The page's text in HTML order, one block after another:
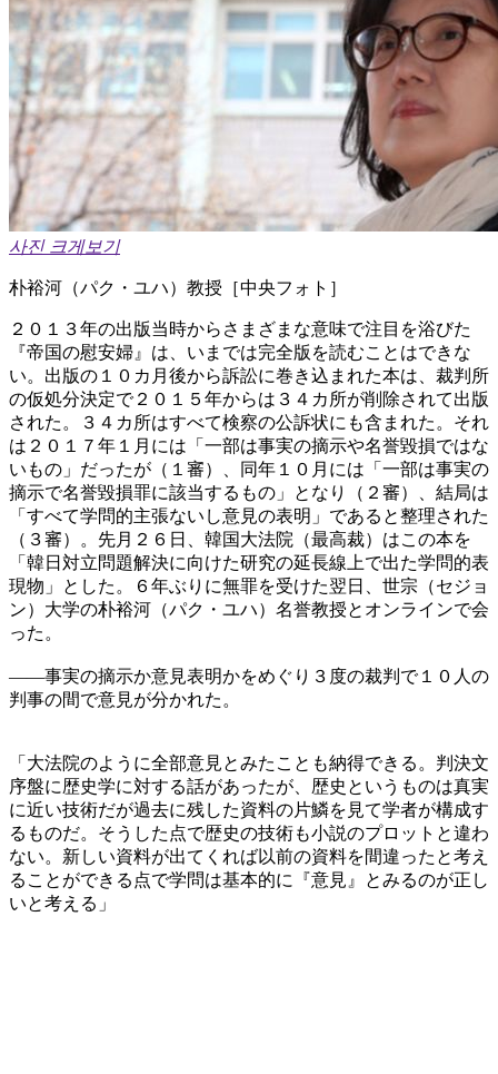
사진 크게보기
朴裕河（パク・ユハ）教授［中央フォト］
２０１３年の出版当時からさまざまな意味で注目を浴びた
『帝国の慰安婦』は、いまでは完全版を読むことはできな
い。出版の１０カ月後から訴訟に巻き込まれた本は、裁判所
の仮処分決定で２０１５年からは３４カ所が削除されて出版
された。３４カ所はすべて検察の公訴状にも含まれた。それ
は２０１７年１月には「一部は事実の摘示や名誉毀損ではな
いもの」だったが（１審）、同年１０月には「一部は事実の
摘示で名誉毀損罪に該当するもの」となり（２審）、結局は
「すべて学問的主張ないし意見の表明」であると整理された
（３審）。先月２６日、韓国大法院（最高裁）はこの本を
「韓日対立問題解決に向けた研究の延長線上で出た学問的表
現物」とした。６年ぶりに無罪を受けた翌日、世宗（セジョ
ン）大学の朴裕河（パク・ユハ）名誉教授とオンラインで会
った。
――事実の摘示か意見表明かをめぐり３度の裁判で１０人の
判事の間で意見が分かれた。
「大法院のように全部意見とみたことも納得できる。判決文
序盤に歴史学に対する話があったが、歴史というものは真実
に近い技術だが過去に残した資料の片鱗を見て学者が構成す
るものだ。そうした点で歴史の技術も小説のプロットと違わ
ない。新しい資料が出てくれば以前の資料を間違ったと考え
ることができる点で学問は基本的に『意見』とみるのが正し
いと考える」